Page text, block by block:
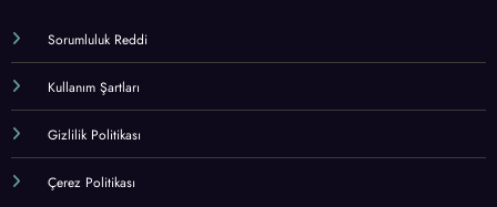
Sorumluluk Reddi
Kullanım Şartları
Gizlilik Politikası
Çerez Politikası